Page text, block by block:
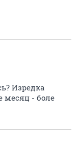
Изредка
месяц - боле